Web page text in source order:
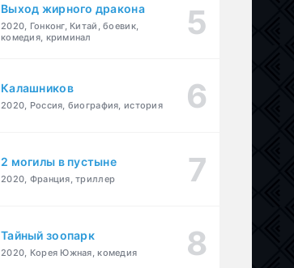
Выход жирного дракона
2020, Гонконг, Китай, боевик,
комедия, криминал
Калашников
2020, Россия, биография, история
2 могилы в пустыне
2020, Франция, триллер
Тайный зоопарк
2020, Корея Южная, комедия